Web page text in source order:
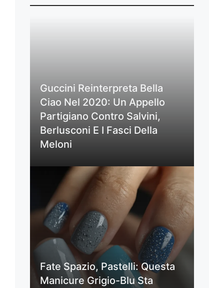
Guccini Reinterpreta Bella
Ciao Nel 2020: Un Appello
Partigiano Contro Salvini,
Berlusconi E I Fasci Della
Meloni
Fate Spazio, Pastelli: Questa
Manicure Grigio-Blu Sta